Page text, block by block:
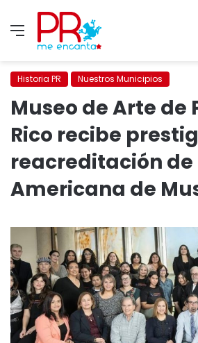
Menu
Historia PR Nuestros Municipios
Museo de Arte de
Rico recibe
reacreditación de
Americana de